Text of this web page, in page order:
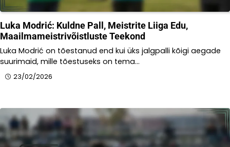
Luka Modrić: Kuldne Pall, Meistrite Liiga Edu,
Maailmameistrivõistluste Teekond
Luka Modrić on tõestanud end kui üks jalgpalli kõigi aegade
suurimaid, mille tõestuseks on tema…
23/02/2026